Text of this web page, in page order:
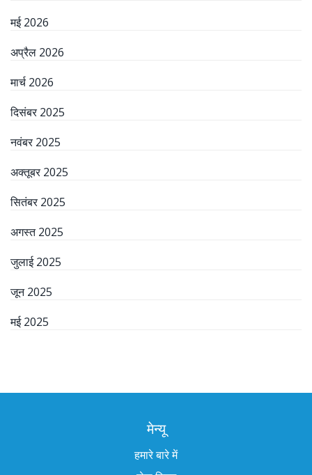
मई 2026
अप्रैल 2026
मार्च 2026
दिसंबर 2025
नवंबर 2025
अक्तूबर 2025
सितंबर 2025
अगस्त 2025
जुलाई 2025
जून 2025
मई 2025
मेन्यू
हमारे बारे में